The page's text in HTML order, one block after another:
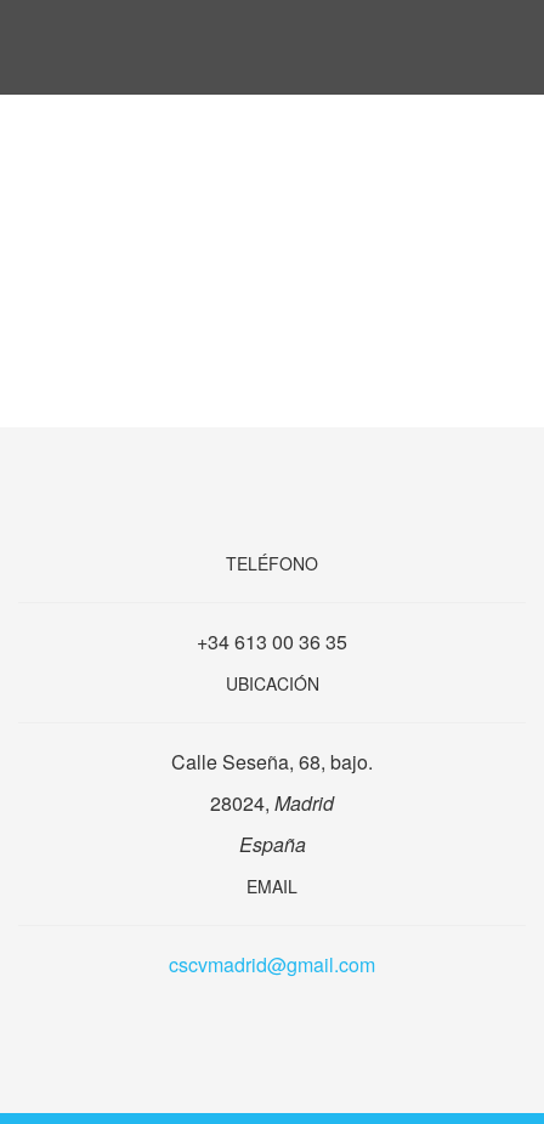
TELÉFONO
+34 613 00 36 35
UBICACIÓN
Calle Seseña, 68, bajo.
28024, Madrid
España
EMAIL
cscvmadrid@gmail.com